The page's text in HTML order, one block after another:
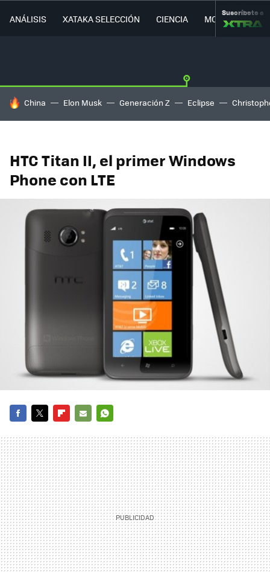
ANÁLISIS XATAKA SELECCIÓN CIENCIA MOVILIDAD
Suscríbete a
HOY SE HABLA DE
China Elon Musk Generación Z Eclipse
HTC Titan II, el primer Windows
Phone con LTE
MAIL